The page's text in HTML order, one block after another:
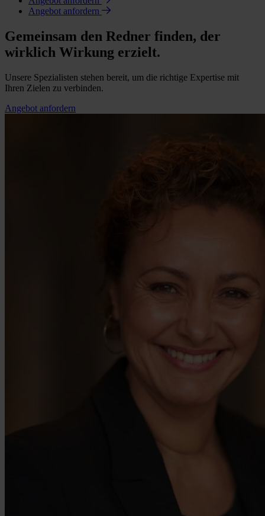
Angebot anfordern
Gemeinsam den Redner finden, der
wirklich Wirkung erzielt.
Unsere Spezialisten stehen bereit, um die richtige Expertise mit
Ihren Zielen zu verbinden.
Angebot anfordern